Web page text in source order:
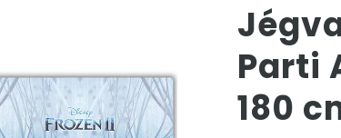
Parti
180